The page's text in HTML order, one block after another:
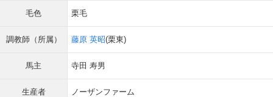
毛色 栗毛
調教師（所属） 藤原 英昭(栗東)
馬主 寺田 寿男
生産者 ノーザンファーム